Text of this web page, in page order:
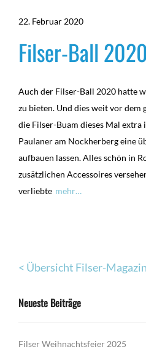
22. Februar 2020
Filser-Ball
Auch der Filser-Ball 2020 hatte
zu bieten. Und dies weit vor dem
die Filser-Buam dieses Mal extra
Paulaner am Nockherberg eine
aufbauen lassen. Alles schön in
zusätzlichen Accessoires
verliebte mehr…
< Übersicht Filser-Magazin
Neueste Beiträge
Filser Weihnachtsfeier 2025